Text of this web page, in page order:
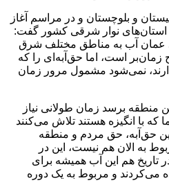
و بلوچستان و در مراسم آغاز
استان‌های نوار شرقی کشور گفت:
عمان آب به مناطق مختلف شرق
است، اما حق‌آبه‌ای را که
نمی‌شود مشمول مرور زمان
منطقه برسد زمان طولانی نیاز
که با انگیزه هستند تلاش می‌کنند
حق‌آبه، حق مردم و منطقه
به الان هم نیست، این در
تاریخ هم این آب همیشه برای
می‌کردند و مربوط به یک دوره